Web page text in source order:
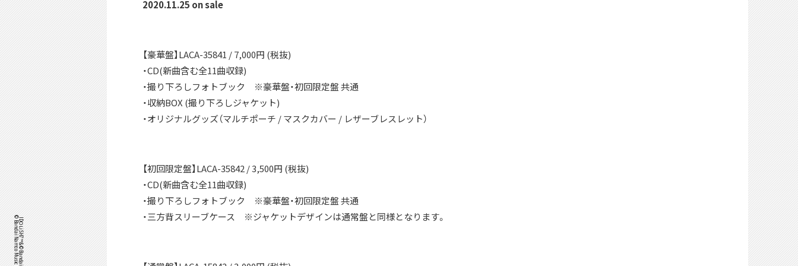
2020.11.25 on sale
【豪華盤】LACA-35841 / 7,000円 (税抜)
・CD(新曲含む全11曲収録)
・撮り下ろしフォトブック ※豪華盤・初回限定盤 共通
・収納BOX (撮り下ろしジャケット)
・オリジナルグッズ（マルチポーチ / マスクカバー / レザーブレスレット）
【初回限定盤】LACA-35842 / 3,500円 (税抜)
・CD(新曲含む全11曲収録)
・撮り下ろしフォトブック ※豪華盤・初回限定盤 共通
・三方背スリーブケース ※ジャケットデザインは通常盤と同様となります。